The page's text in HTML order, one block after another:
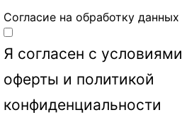
Согласие на обработку данных
Я согласен с условиями
оферты и политикой
конфиденциальности